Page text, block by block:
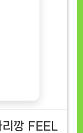
깡 FEEL